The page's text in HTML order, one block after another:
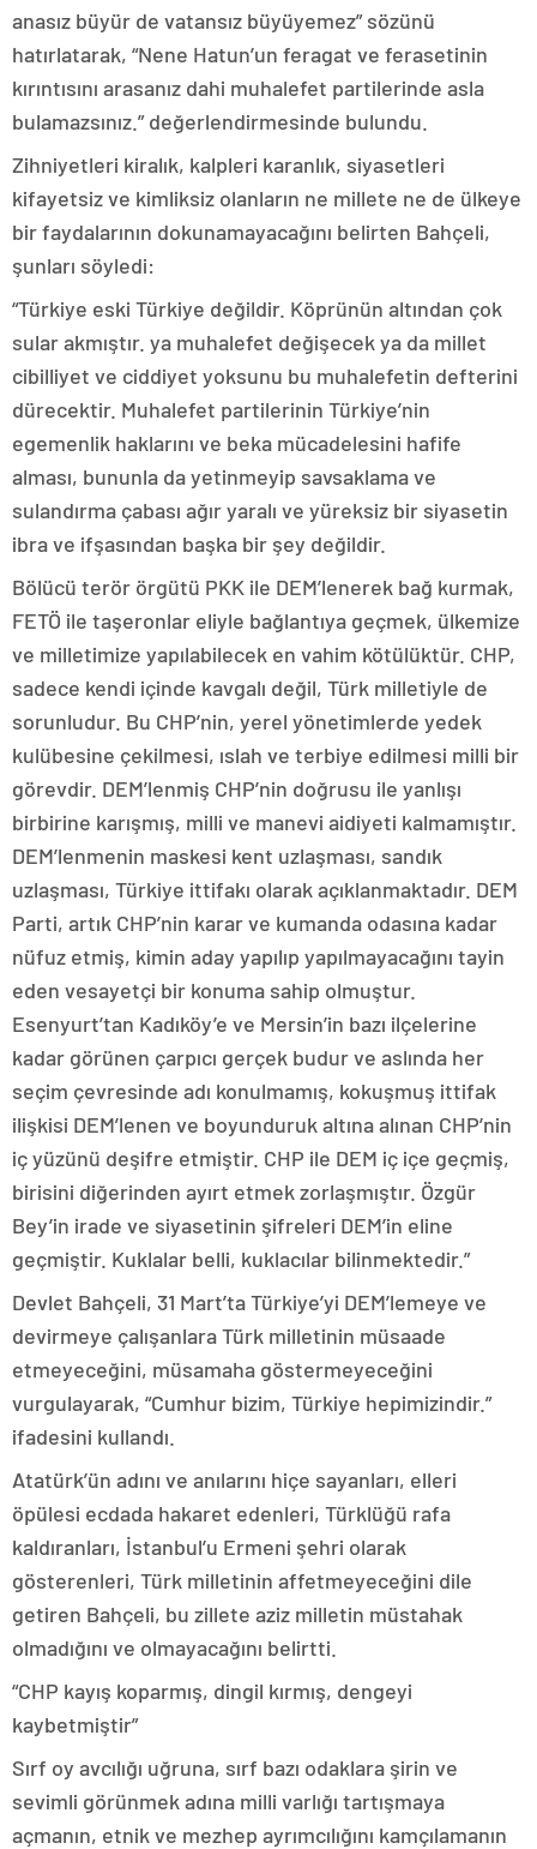
anasız büyür de vatansız büyüyemez” sözünü
hatırlatarak, “Nene Hatun’un feragat ve ferasetinin
kırıntısını arasanız dahi muhalefet partilerinde asla
bulamazsınız.” değerlendirmesinde bulundu.
Zihniyetleri kiralık, kalpleri karanlık, siyasetleri
kifayetsiz ve kimliksiz olanların ne millete ne de ülkeye
bir faydalarının dokunamayacağını belirten Bahçeli,
şunları söyledi:
“Türkiye eski Türkiye değildir. Köprünün altından çok
sular akmıştır. ya muhalefet değişecek ya da millet
cibilliyet ve ciddiyet yoksunu bu muhalefetin defterini
dürecektir. Muhalefet partilerinin Türkiye’nin
egemenlik haklarını ve beka mücadelesini hafife
alması, bununla da yetinmeyip savsaklama ve
sulandırma çabası ağır yaralı ve yüreksiz bir siyasetin
ibra ve ifşasından başka bir şey değildir.
Bölücü terör örgütü PKK ile DEM’lenerek bağ kurmak,
FETÖ ile taşeronlar eliyle bağlantıya geçmek, ülkemize
ve milletimize yapılabilecek en vahim kötülüktür. CHP,
sadece kendi içinde kavgalı değil, Türk milletiyle de
sorunludur. Bu CHP’nin, yerel yönetimlerde yedek
kulübesine çekilmesi, ıslah ve terbiye edilmesi milli bir
görevdir. DEM’lenmiş CHP’nin doğrusu ile yanlışı
birbirine karışmış, milli ve manevi aidiyeti kalmamıştır.
DEM’lenmenin maskesi kent uzlaşması, sandık
uzlaşması, Türkiye ittifakı olarak açıklanmaktadır. DEM
Parti, artık CHP’nin karar ve kumanda odasına kadar
nüfuz etmiş, kimin aday yapılıp yapılmayacağını tayin
eden vesayetçi bir konuma sahip olmuştur.
Esenyurt’tan Kadıköy’e ve Mersin’in bazı ilçelerine
kadar görünen çarpıcı gerçek budur ve aslında her
seçim çevresinde adı konulmamış, kokuşmuş ittifak
ilişkisi DEM’lenen ve boyunduruk altına alınan CHP’nin
iç yüzünü deşifre etmiştir. CHP ile DEM iç içe geçmiş,
birisini diğerinden ayırt etmek zorlaşmıştır. Özgür
Bey’in irade ve siyasetinin şifreleri DEM’in eline
geçmiştir. Kuklalar belli, kuklacılar bilinmektedir.”
Devlet Bahçeli, 31 Mart’ta Türkiye’yi DEM’lemeye ve
devirmeye çalışanlara Türk milletinin müsaade
etmeyeceğini, müsamaha göstermeyeceğini
vurgulayarak, “Cumhur bizim, Türkiye hepimizindir.”
ifadesini kullandı.
Atatürk’ün adını ve anılarını hiçe sayanları, elleri
öpülesi ecdada hakaret edenleri, Türklüğü rafa
kaldıranları, İstanbul’u Ermeni şehri olarak
gösterenleri, Türk milletinin affetmeyeceğini dile
getiren Bahçeli, bu zillete aziz milletin müstahak
olmadığını ve olmayacağını belirtti.
“CHP kayış koparmış, dingil kırmış, dengeyi
kaybetmiştir”
Sırf oy avcılığı uğruna, sırf bazı odaklara şirin ve
sevimli görünmek adına milli varlığı tartışmaya
açmanın, etnik ve mezhep ayrımcılığını kamçılamanın